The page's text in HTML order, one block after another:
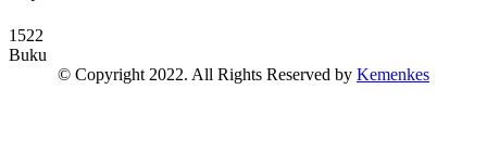
1522
Buku
© Copyright 2022. All Rights Reserved by Kemenkes